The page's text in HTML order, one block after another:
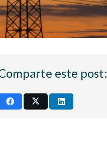
este post: